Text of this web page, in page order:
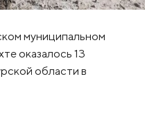
муниципальном
оказалось 13
области в